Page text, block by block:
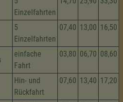
Einzelfahrten
5
Einzelfahrten
07,40 13,00 16,50
einfache
Fahrt
03,80 06,70 08,60
Hin- und
Rückfahrt
07,60 13,40 17,20